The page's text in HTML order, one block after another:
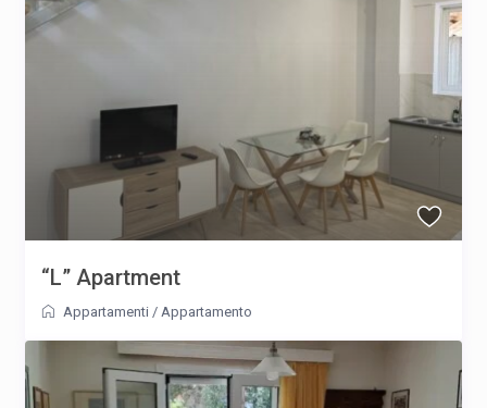
“L” Apartment
Appartamenti / Appartamento